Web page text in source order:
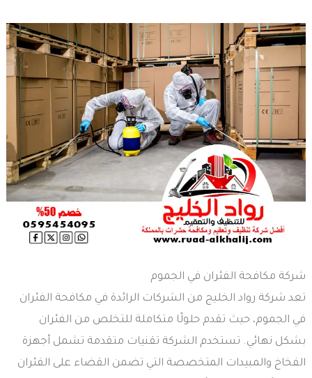
شركة مكافحة الفئران في الجموم
تعد شركة رواد الخليج من الشركات الرائدة في مكافحة الفئران
في الجموم، حيث تقدم حلولًا متكاملة للتخلص من الفئران
بشكل نهائي. تستخدم الشركة تقنيات متقدمة تشمل أجهزة
الفخاخ والمبيدات المتخصصة التي تضمن القضاء على الفئران